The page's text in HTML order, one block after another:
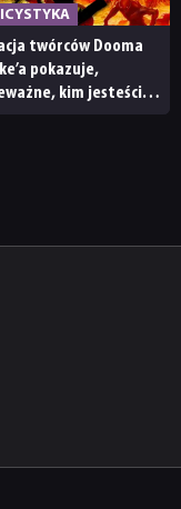
twórców Dooma
pokazuje,
kim jesteście